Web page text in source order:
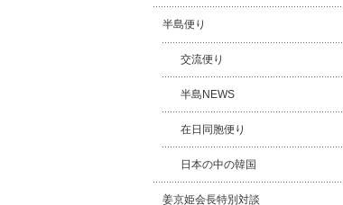
半島便り
交流便り
半島NEWS
在日同胞便り
日本の中の韓国
姜京姫会長特別対談